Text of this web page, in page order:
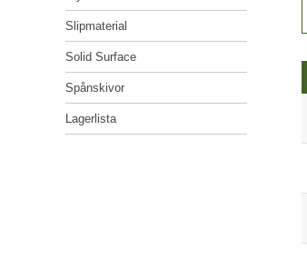
SOLID SURFACE
SPÅNSKIVOR
LAGERLISTA
Slipmaterial
Solid Surface
Spånskivor
Lagerlista